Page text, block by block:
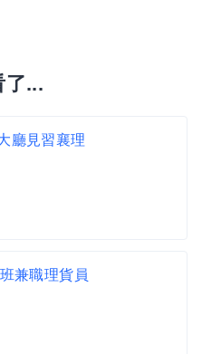
了...
廳見習襄理
兼職理貨員